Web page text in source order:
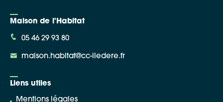
Maison de l'Habitat
05 46 29 93 80
maison.habitat@cc-iledere.fr
Liens utiles
Mentions légales